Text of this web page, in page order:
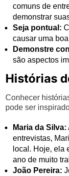
comuns de
demonstrar
Seja pontual:
causar uma
Demonstre
são aspectos
Histórias
Conhecer
pode ser
Maria da Silva:
entrevistas,
local. Hoje, ela
ano de muito
João Pereira: